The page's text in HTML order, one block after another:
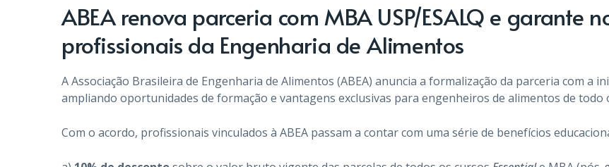
ABEA renova parceria com MBA USP/ESALQ e garante
profissionais da Engenharia de Alimentos
A Associação Brasileira de Engenharia de Alimentos (ABEA) anuncia a formalização da parceria com a
ampliando oportunidades de formação e vantagens exclusivas para engenheiros de alimentos de todo
Com o acordo, profissionais vinculados à ABEA passam a contar com uma série de benefícios